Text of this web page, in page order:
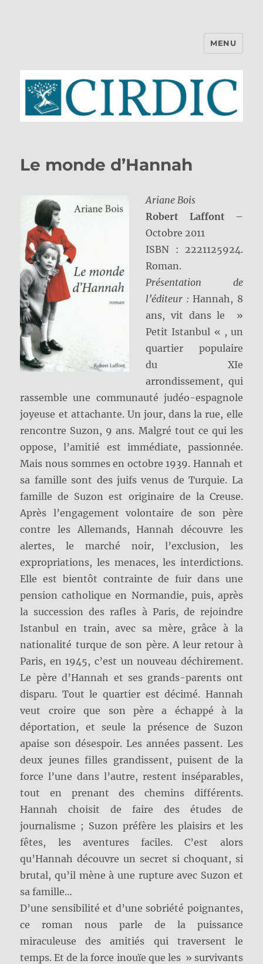
MENU
Le monde d’Hannah
Ariane Bois
Robert Laffont–
Octobre 2011
ISBN : 2221125924.
Roman.
Présentation de
l’éditeur : Hannah, 8
ans, vit dans le »
Petit Istanbul « , un
quartier populaire
du XIe
arrondissement, qui
rassemble une communauté judéo-espagnole
joyeuse et attachante. Un jour, dans la rue, elle
rencontre Suzon, 9 ans. Malgré tout ce qui les
oppose, l’amitié est immédiate, passionnée.
Mais nous sommes en octobre 1939. Hannah et
sa famille sont des juifs venus de Turquie. La
famille de Suzon est originaire de la Creuse.
Après l’engagement volontaire de son père
contre les Allemands, Hannah découvre les
alertes, le marché noir, l’exclusion, les
expropriations, les menaces, les interdictions.
Elle est bientôt contrainte de fuir dans une
pension catholique en Normandie, puis, après
la succession des rafles à Paris, de rejoindre
Istanbul en train, avec sa mère, grâce à la
nationalité turque de son père. A leur retour à
Paris, en 1945, c’est un nouveau déchirement.
Le père d’Hannah et ses grands-parents ont
disparu. Tout le quartier est décimé. Hannah
veut croire que son père a échappé à la
déportation, et seule la présence de Suzon
apaise son désespoir. Les années passent. Les
deux jeunes filles grandissent, puisent de la
force l’une dans l’autre, restent inséparables,
tout en prenant des chemins différents.
Hannah choisit de faire des études de
journalisme ; Suzon préfère les plaisirs et les
fêtes, les aventures faciles. C’est alors
qu’Hannah découvre un secret si choquant, si
brutal, qu’il mène à une rupture avec Suzon et
sa famille…
D’une sensibilité et d’une sobriété poignantes,
ce roman nous parle de la puissance
miraculeuse des amitiés qui traversent le
temps. Et de la force inouïe que les » survivants